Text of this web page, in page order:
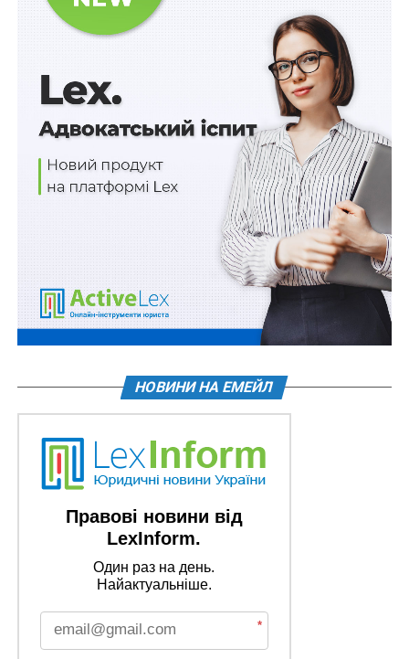
повістки військовозобов’язаним
НЕ ПРОПУСТІТЬ
Пацієнт самостійно обиратиме протезиста
НОВИНИ НА ЕМЕЙЛ
Правові новини від
LexInform.
Один раз на день.
Найактуальніше.
*